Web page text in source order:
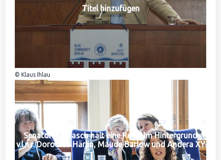
Titel hinzufügen
© Klaus Ihlau
Senatorin Jarasch hält eine Rede. Im Hintergrund
v.l.n.r. Dorothea Härlin, Maude Barlow und Andera XY